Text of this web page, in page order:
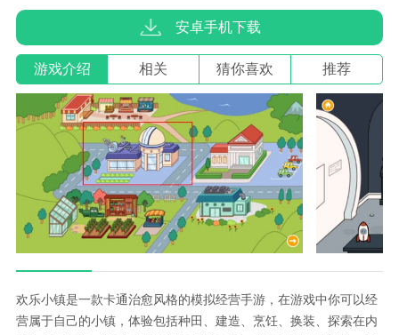
安卓手机下载
游戏介绍 相关 猜你喜欢 推荐
欢乐小镇是一款卡通治愈风格的模拟经营手游，在游戏中你可以经
营属于自己的小镇，体验包括种田、建造、烹饪、换装、探索在内